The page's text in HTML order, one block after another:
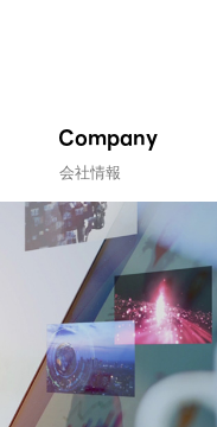
Company
会社情報